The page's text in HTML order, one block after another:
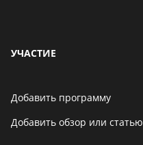
УЧАСТИЕ
Добавить программу
Добавить обзор или статью